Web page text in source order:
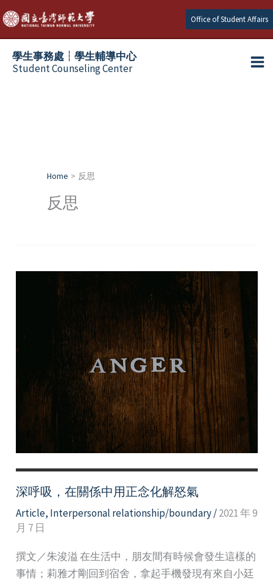
Skip
to
content
Office of Student Affairs
學生事務處┆學生輔導中心
Student Counseling Center
Home 反思
反思
深呼吸，在關係中用正念化解怒氣
Article, Interpersonal relationship/boundary/2021 年 9
月 7 日
撰文／朱浚溢 在生活中，朋友間有時候會發生這樣的
事情；莉雅才剛回到宿舍，拿起手機發現有來自小廷